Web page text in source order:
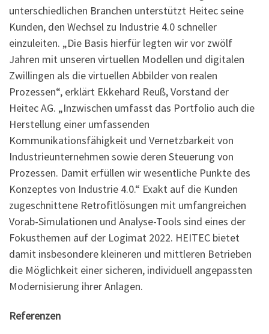
unterschiedlichen Branchen unterstützt Heitec seine
Kunden, den Wechsel zu Industrie 4.0 schneller
einzuleiten. „Die Basis hierfür legten wir vor zwölf
Jahren mit unseren virtuellen Modellen und digitalen
Zwillingen als die virtuellen Abbilder von realen
Prozessen“, erklärt Ekkehard Reuß, Vorstand der
Heitec AG. „Inzwischen umfasst das Portfolio auch die
Herstellung einer umfassenden
Kommunikationsfähigkeit und Vernetzbarkeit von
Industrieunternehmen sowie deren Steuerung von
Prozessen. Damit erfüllen wir wesentliche Punkte des
Konzeptes von Industrie 4.0.“ Exakt auf die Kunden
zugeschnittene Retrofitlösungen mit umfangreichen
Vorab-Simulationen und Analyse-Tools sind eines der
Fokusthemen auf der Logimat 2022. HEITEC bietet
damit insbesondere kleineren und mittleren Betrieben
die Möglichkeit einer sicheren, individuell angepassten
Modernisierung ihrer Anlagen.
Referenzen